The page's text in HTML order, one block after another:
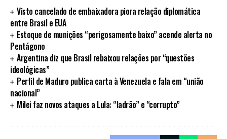
Visto cancelado de embaixadora piora relação diplomática
entre Brasil e EUA
Estoque de munições “perigosamente baixo” acende alerta no
Pentágono
Argentina diz que Brasil rebaixou relações por “questões
ideológicas”
Perfil de Maduro publica carta à Venezuela e fala em “união
nacional”
Milei faz novos ataques a Lula: “ladrão” e “corrupto”